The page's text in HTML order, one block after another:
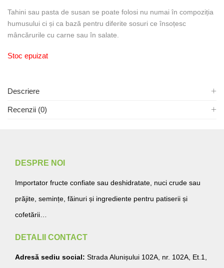
Tahini sau pasta de susan se poate folosi nu numai în compoziția
humusului ci și ca bază pentru diferite sosuri ce însoțesc
mâncărurile cu carne sau în salate.
Stoc epuizat
Descriere
Recenzii (0)
DESPRE NOI
Importator fructe confiate sau deshidratate, nuci crude sau
prăjite, semințe, făinuri și ingrediente pentru patiserii și
cofetării…
DETALII CONTACT
Adresă sediu social: Strada Alunișului 102A, nr. 102A, Et.1,